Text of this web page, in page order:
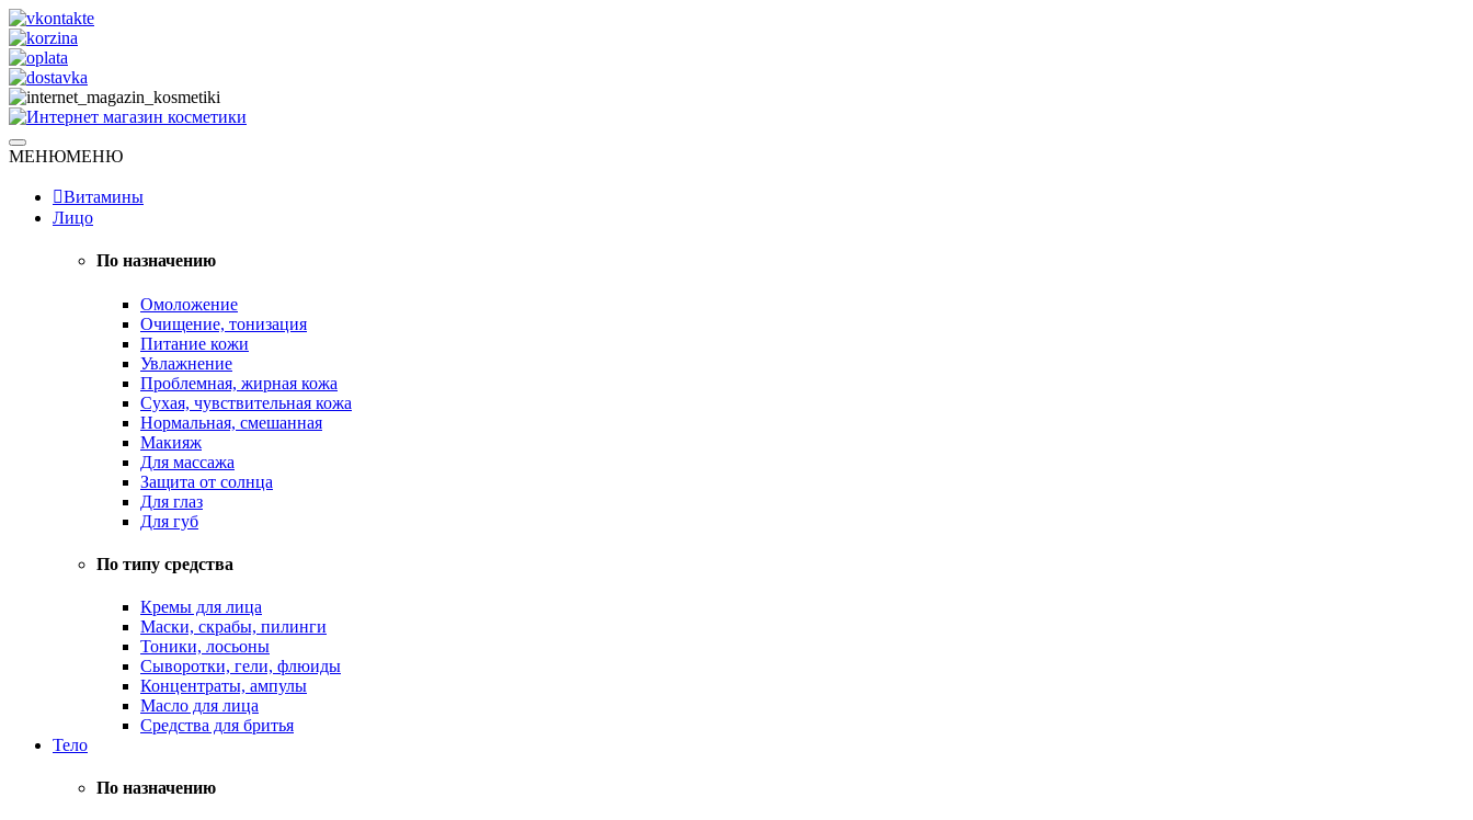
Skip
to
content
Интернет магазин косметики
Натуральная косметика
МЕНЮМЕНЮ
Витамины
Лицо
По назначению
Омоложение
Очищение, тонизация
Питание кожи
Увлажнение
Проблемная, жирная кожа
Сухая, чувствительная кожа
Нормальная, смешанная
Макияж
Для массажа
Защита от солнца
Для глаз
Для губ
По типу средства
Кремы для лица
Маски, скрабы, пилинги
Тоники, лосьоны
Сыворотки, гели, флюиды
Концентраты, ампулы
Масло для лица
Средства для бритья
Тело
По назначению